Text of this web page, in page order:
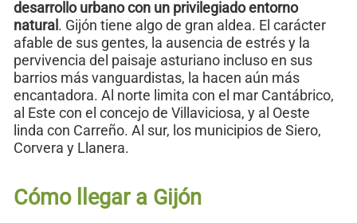
desarrollo urbano con un privilegiado entorno
natural . Gijón tiene algo de gran aldea. El carácter
afable de sus gentes, la ausencia de estrés y la
pervivencia del paisaje asturiano incluso en sus
barrios más vanguardistas, la hacen aún más
encantadora. Al norte limita con el mar Cantábrico,
al Este con el concejo de Villaviciosa, y al Oeste
linda con Carreño. Al sur, los municipios de Siero,
Corvera y Llanera.
Cómo llegar a Gijón